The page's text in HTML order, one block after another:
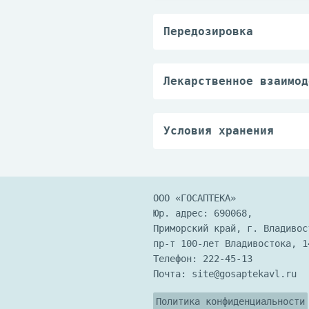
Передозировка
Лекарственное
нифуроксазида.
Условия хранения
ООО «ГОСАПТЕКА»
Юр. адрес: 690068,
Приморский край, г.
пр-т 100-лет Владивостока,
Телефон: 222-45-13
Почта: site@gosaptekavl.ru
Политика конфиденциальности